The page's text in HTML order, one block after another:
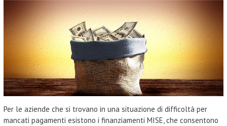
Per le aziende che si trovano in una situazione di difficoltà per
mancati pagamenti esistono i finanziamenti MISE, che consentono